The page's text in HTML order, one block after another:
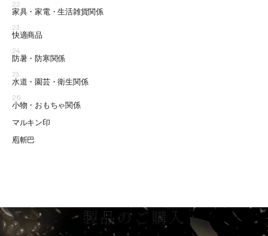
22
家具・家電・生活雑貨関係
23
快適商品
24
防暑・防寒関係
25
水道・園芸・衛生関係
26
小物・おもちゃ関係
マルキン印
庖斬巴
製品のご購入